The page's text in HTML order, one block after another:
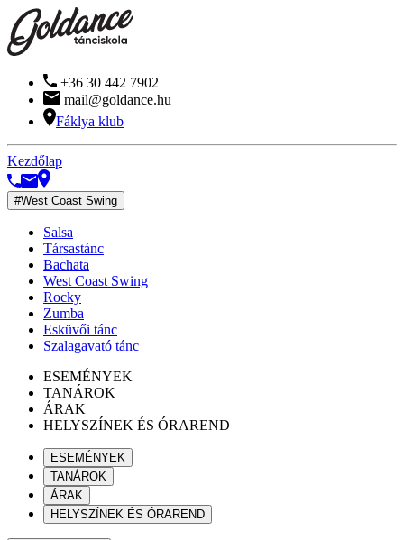
+36 30 442 7902
mail@goldance.hu
Fáklya klub
Kezdőlap
#West Coast Swing
Salsa
Társastánc
Bachata
West Coast Swing
Rocky
Zumba
Esküvői tánc
Szalagavató tánc
ESEMÉNYEK
TANÁROK
ÁRAK
HELYSZÍNEK ÉS ÓRAREND
ESEMÉNYEK
TANÁROK
ÁRAK
HELYSZÍNEK ÉS ÓRAREND